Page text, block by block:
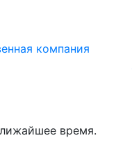
компания
время.